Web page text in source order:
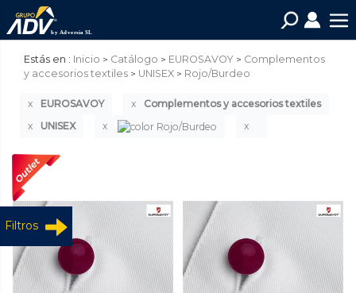
Estás en : Inicio Catálogo EUROSAVOY
Complementos
y accesorios textiles
UNISEX Rojo/Burdeo
Filtros
EUROSAVOY
Complementos y accesorios textiles
UNISEX